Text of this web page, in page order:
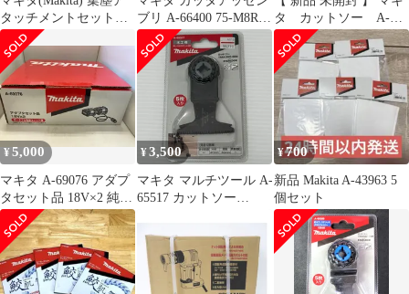
タッチメントセット品
196860-7
ブリ A-66400 75-M8Rセ
ット品 MUR100D
タ カットソー A-
63909 未使用 送料無料
¥5,000
マキタ A-69076 アダプ
タセット品 18V×2 純正
品
¥3,500
マキタ マルチツール A-
65517 カットソー
smkogu096539
¥700
新品 Makita A-43963 5
個セット